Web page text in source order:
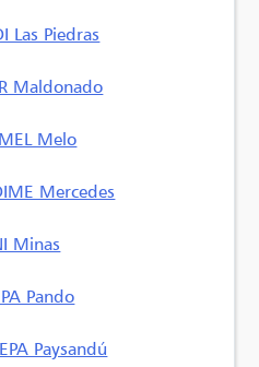
Las Piedras
Maldonado
Melo
Mercedes
Minas
Pando
Paysandú